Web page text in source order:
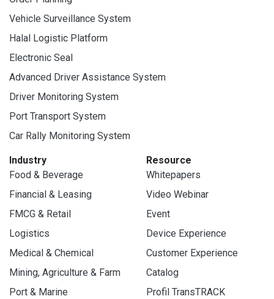
Vehicle Surveillance System
Halal Logistic Platform
Electronic Seal
Advanced Driver Assistance System
Driver Monitoring System
Port Transport System
Car Rally Monitoring System
Industry
Food & Beverage
Financial & Leasing
FMCG & Retail
Logistics
Medical & Chemical
Mining, Agriculture & Farm
Port & Marine
Resource
Whitepapers
Video Webinar
Event
Device Experience
Customer Experience
Catalog
Profil TransTRACK